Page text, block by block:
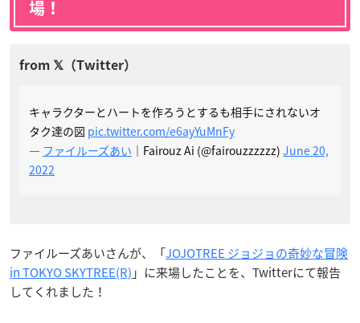
場！
キャラクターとハートを作ろうとするも相手にされないオ
タク達の図 pic.twitter.com/e6ayYuMnFy
— ファイルーズあい ｜Fairouz Ai (@fairouzzzzzz) June 20,
2022
ファイルーズあいさんが、「JOJOTREE ジョジョの奇妙な冒険
in TOKYO SKYTREE(R) 」に来場したことを、Twitterにて報告
してくれました！